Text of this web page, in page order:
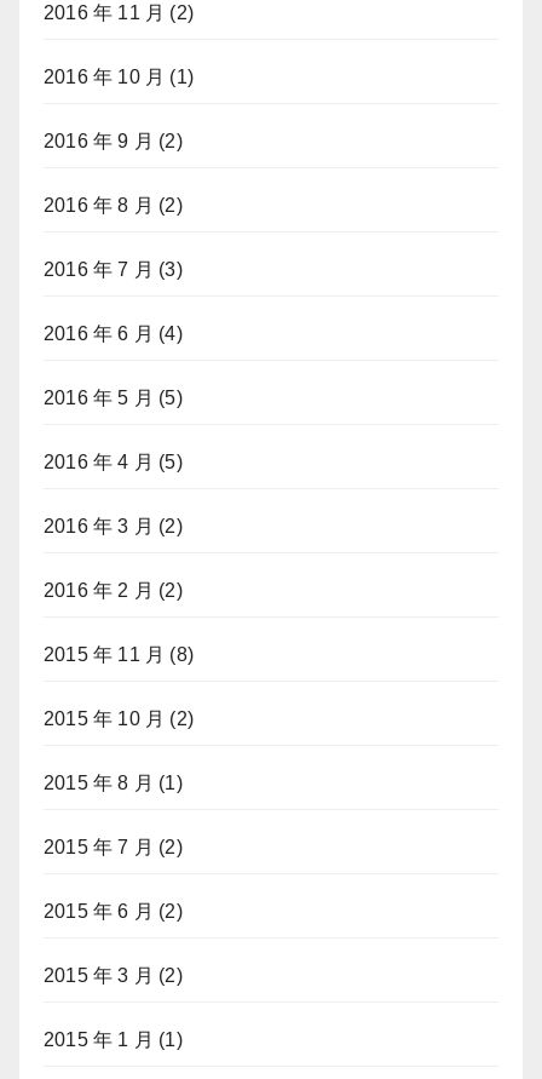
2016 年 11 月 (2)
2016 年 10 月 (1)
2016 年 9 月 (2)
2016 年 8 月 (2)
2016 年 7 月 (3)
2016 年 6 月 (4)
2016 年 5 月 (5)
2016 年 4 月 (5)
2016 年 3 月 (2)
2016 年 2 月 (2)
2015 年 11 月 (8)
2015 年 10 月 (2)
2015 年 8 月 (1)
2015 年 7 月 (2)
2015 年 6 月 (2)
2015 年 3 月 (2)
2015 年 1 月 (1)